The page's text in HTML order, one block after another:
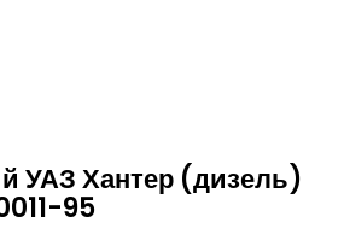
УАЗ Хантер (дизель)
95